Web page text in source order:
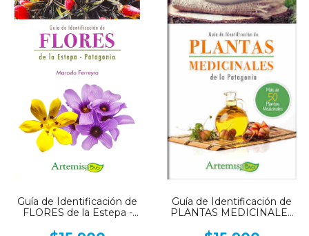
Guía de Identificación de
FLORES de la Estepa -
Guía de Identificación de
PLANTAS MEDICINALES